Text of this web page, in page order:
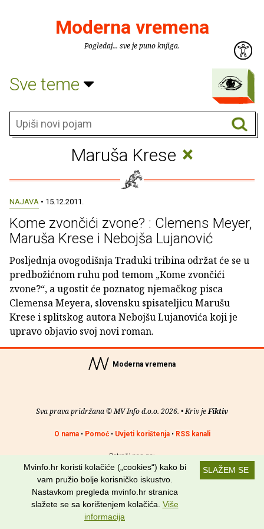
Moderna vremena
Pogledaj... sve je puno knjiga.
Sve teme
Maruša Krese ×
NAJAVA • 15.12.2011.
Kome zvončići zvone? : Clemens Meyer,
Maruša Krese i Nebojša Lujanović
Posljednja ovogodišnja Traduki tribina održat će se u
predbožićnom ruhu pod temom „Kome zvončići
zvone?“, a ugostit će poznatog njemačkog pisca
Clemensa Meyera, slovensku spisateljicu Marušu
Krese i splitskog autora Nebojšu Lujanovića koji je
upravo objavio svoj novi roman.
Moderna vremena
Sva prava pridržana © MV Info d.o.o. 2026. • Kriv jeFiktiv
O nama• Pomoć• Uvjeti korištenja• RSS kanali
Potraži nas na:
SLAŽEM SE
Mvinfo.hr koristi kolačiće („cookies“) kako bi
vam pružio bolje korisničko iskustvo.
Nastavkom pregleda mvinfo.hr stranica
slažete se sa korištenjem kolačića. Više
informacija